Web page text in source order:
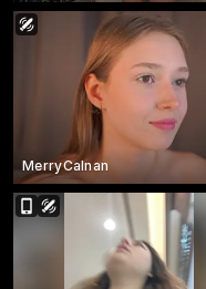
MerryCalnan